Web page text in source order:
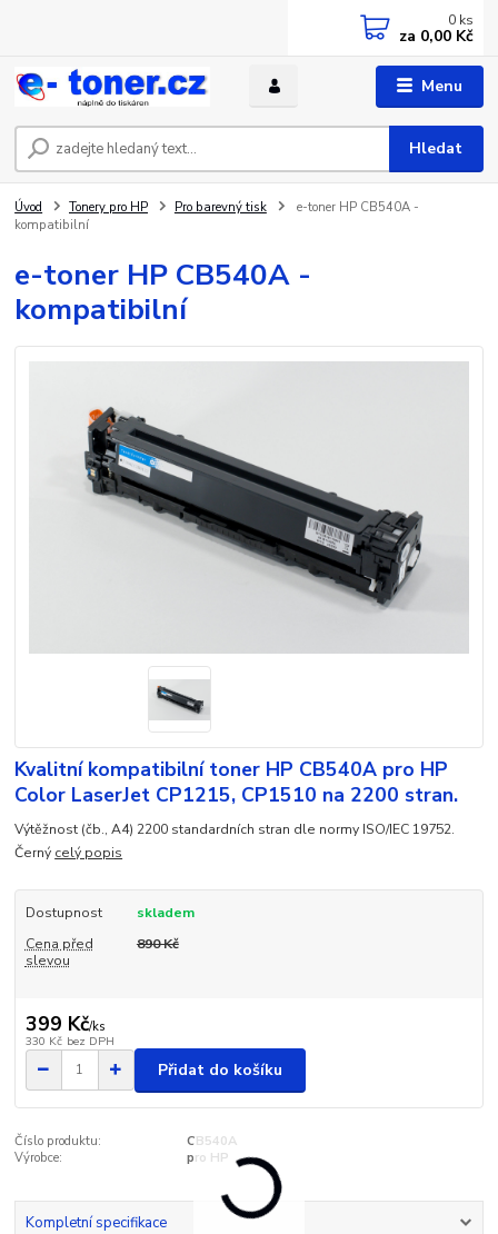
Menu
Hledat
0 ks
za 0,00 Kč
Úvod Tonery pro HP Pro barevný tisk
e-toner HP CB540A -
kompatibilní
e-toner HP CB540A -
kompatibilní
Kvalitní kompatibilní toner HP CB540A pro HP
Color LaserJet CP1215, CP1510 na 2200 stran.
Výtěžnost (čb., A4) 2200 standardních stran dle normy ISO/IEC 19752.
Černý celý popis
Dostupnost
skladem
Cena před
slevou
890 Kč
399 Kč/ks
330 Kč bez DPH
Přidat do košíku
Číslo produktu:
CB540A
Výrobce:
pro HP
Kompletní specifikace